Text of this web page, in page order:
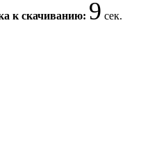
к скачиванию: 9 сек.